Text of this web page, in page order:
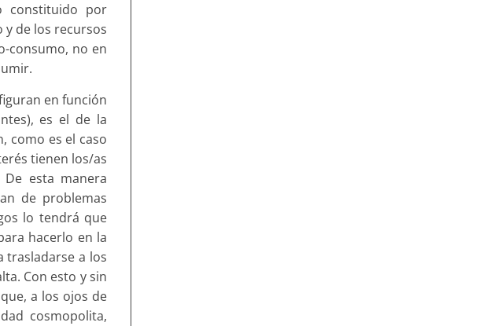
constituido por
de los recursos
consumo, no en
en función
es el de la
como es el caso
tienen los/as
esta manera
de problemas
lo tendrá que
hacerlo en la
trasladarse a los
Con esto y sin
a los ojos de
cosmopolita,